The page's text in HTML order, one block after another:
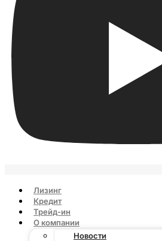
Лизинг
Кредит
Трейд-ин
О компании
Новости